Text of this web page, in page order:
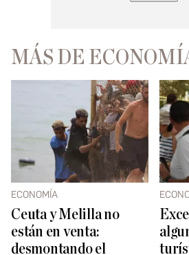
MÁS DE
ECONOMÍA
Ceuta y Melilla no
están en venta:
desmontando el